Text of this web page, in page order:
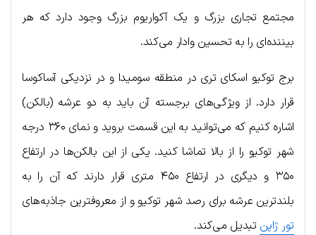
مجتمع تجاری بزرگ و یک آکواریوم بزرگ وجود دارد که هر
بیننده‌ای را به تحسین وادار می‌کند.
برج توکیو اسکای تری در منطقه سومیدا و در نزدیکی آساکوسا
قرار دارد. از ویژگی‌های برجسته آن باید به دو عرشه (بالکن)
اشاره کنیم که می‌توانید به این قسمت بروید و نمای ۳۶۰ درجه
شهر توکیو را از بالا تماشا کنید. یکی از این بالکن‌ها در ارتفاع
۳۵۰ و دیگری در ارتفاع ۴۵۰ متری قرار دارند که آن را به
بلندترین عرشه برای رصد شهر توکیو و از معروفترین جاذبه‌های
تور ژاپن تبدیل می‌کند.